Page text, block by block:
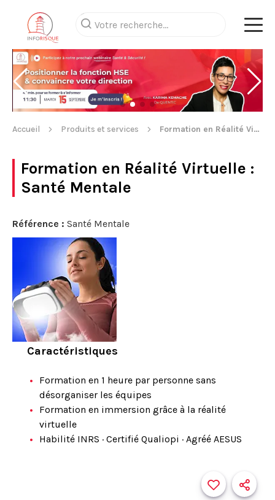
Accueil Produits et services Formation en Réalité Virtuelle
Formation en Réalité Virtuelle :
Santé Mentale
Référence : Santé Mentale
Caractéristiques
Formation en 1 heure par personne sans
désorganiser les équipes
Formation en immersion grâce à la réalité
virtuelle
Habilité INRS · Certifié Qualiopi · Agréé AESUS